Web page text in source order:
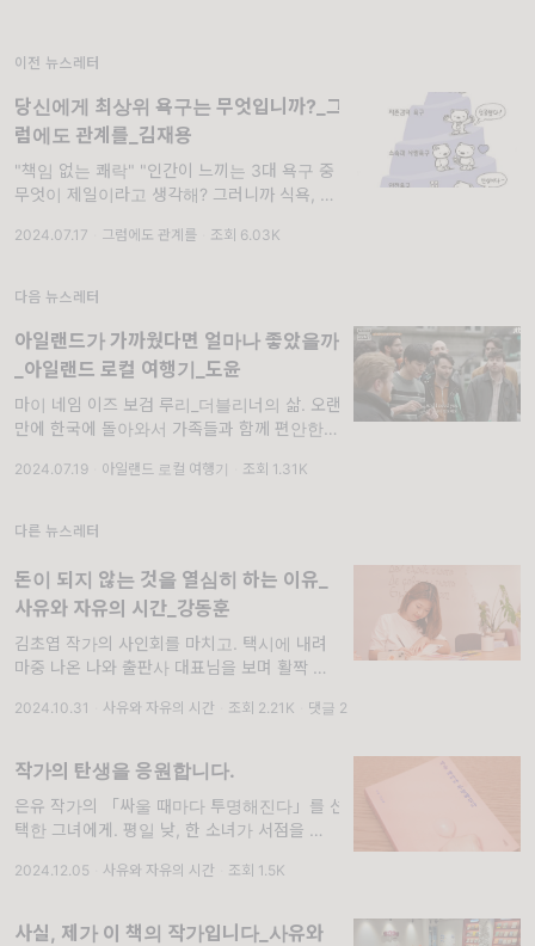
이전 뉴스레터
당신에게 최상위 욕구는 무엇입니까?_그
럼에도 관계를_김재용
"책임 없는 쾌락" "인간이 느끼는 3대 욕구 중
무엇이 제일이라고 생각해? 그러니까 식욕, 성
었다. 나는 '인간의 3대 욕구를 누가
2024.07.17 그럼에도 관계를 조회 6.03K
다음 뉴스레터
아일랜드가 가까웠다면 얼마나 좋았을까
_아일랜드 로컬 여행기_도윤
마이 네임 이즈 보검 루리_더블리너의 삶. 오랜
만에 한국에 돌아와서 가족들과 함께 편안한 나
마가 신선한 재료로 정성을 가득 들여 만드신
2024.07.19 아일랜드 로컬 여행기 조회 1.31K
다른 뉴스레터
돈이 되지 않는 것을 열심히 하는 이유_
사유와 자유의 시간_강동훈
김초엽 작가의 사인회를 마치고. 택시에 내려
마중 나온 나와 출판사 대표님을 보며 활짝 웃
가 떠올랐다. 긴 시간 기차를 타고 내려온 사람
2024.10.31 사유와 자유의 시간 조회 2.21K 댓글 2
작가의 탄생을 응원합니다.
은유 작가의 「싸울 때마다 투명해진다」를 선
택한 그녀에게. 평일 낮, 한 소녀가 서점을 방문
공기 속으로 도어벨 소리가 울려 퍼졌다. ‘어서
찾은
2024.12.05 사유와 자유의 시간 조회 1.5K
사실, 제가 이 책의 작가입니다_사유와